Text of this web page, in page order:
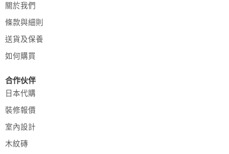
關於我們
條款與細則
送貨及保養
如何購買
合作伙伴
日本代購
裝修報價
室內設計
木紋磚